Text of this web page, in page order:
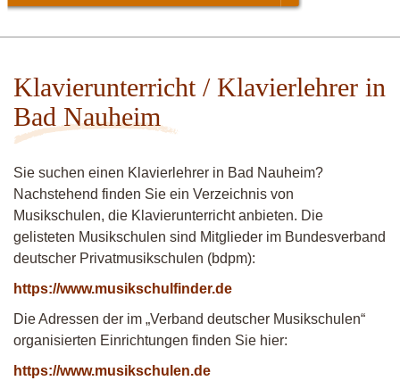
Klavierunterricht / Klavierlehrer in
Bad Nauheim
Sie suchen einen Klavierlehrer in Bad Nauheim?
Nachstehend finden Sie ein Verzeichnis von
Musikschulen, die Klavierunterricht anbieten. Die
gelisteten Musikschulen sind Mitglieder im Bundesverband
deutscher Privatmusikschulen (bdpm):
https://www.musikschulfinder.de
Die Adressen der im „Verband deutscher Musikschulen“
organisierten Einrichtungen finden Sie hier:
https://www.musikschulen.de